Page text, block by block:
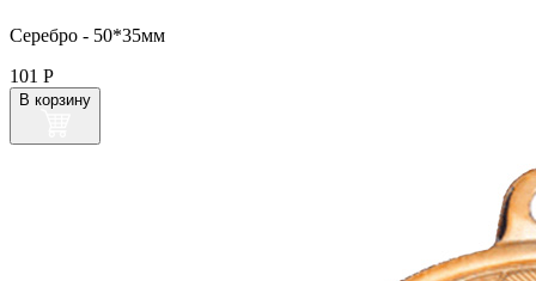
Серебро - 50*35мм
101 Р
В корзину